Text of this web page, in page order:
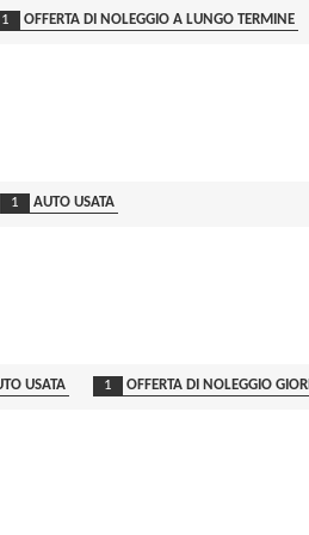
1 OFFERTA DI NOLEGGIO A LUNGO TERMINE
1 AUTO USATA
USATA 1 OFFERTA DI NOLEGGIO